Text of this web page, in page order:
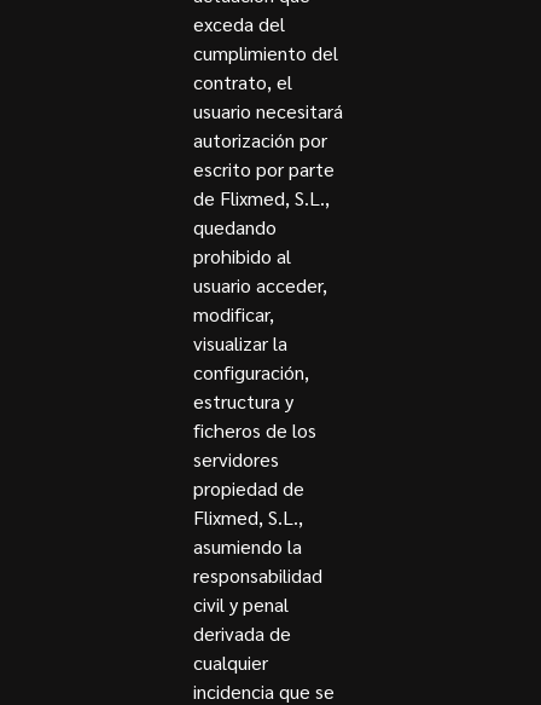
exceda del
cumplimiento del
contrato, el
usuario necesitará
autorización por
escrito por parte
de Flixmed, S.L.,
quedando
prohibido al
usuario acceder,
modificar,
visualizar la
configuración,
estructura y
ficheros de los
servidores
propiedad de
Flixmed, S.L.,
asumiendo la
responsabilidad
civil y penal
derivada de
cualquier
incidencia que se